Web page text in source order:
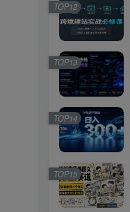
TOP12
TOP13
TOP14
TOP15